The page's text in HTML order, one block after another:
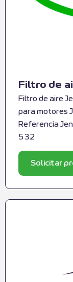
Filtro de
Filtro de aire
para motores
Referencia
532
Solicitar